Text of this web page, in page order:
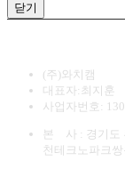
닫기
(주)와치캠
대표자:최지훈
사업자번호:
본 사 : 경기도
천테크노파크